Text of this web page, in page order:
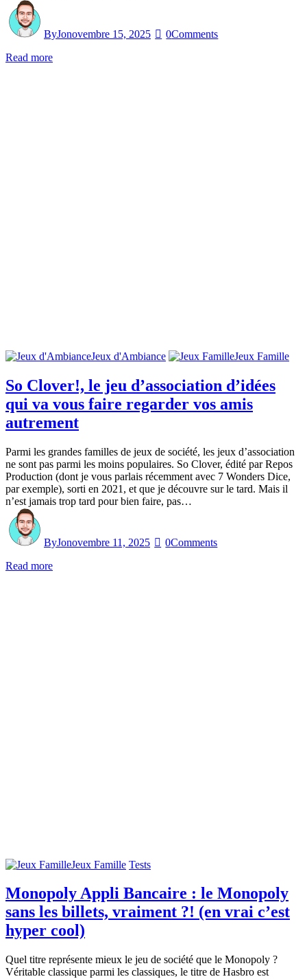
ByJonovembre 15, 2025 0Comments
Read more
Jeux d'Ambiance Jeux Famille
So Clover!, le jeu d’association d’idées
qui va vous faire regarder vos amis
autrement
Parmi les grandes familles de jeux de société, les jeux d’association
ne sont pas parmi les moins populaires. So Clover, édité par Repos
Production (dont je vous parlais récemment avec 7 Wonders Dice,
par exemple), sorti en 2021, et que je découvre sur le tard. Mais il
n’est jamais trop tard pour bien faire, pas…
ByJonovembre 11, 2025 0Comments
Read more
Jeux Famille Tests
Monopoly Appli Bancaire : le Monopoly
sans les billets, vraiment ?! (en vrai c’est
hyper cool)
Quel titre représente mieux le jeu de société que le Monopoly ?
Véritable classique parmi les classiques, le titre de Hasbro est